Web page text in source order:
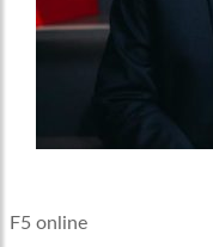
F5 online